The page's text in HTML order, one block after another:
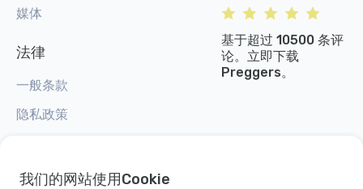
媒体
法律
一般条款
隐私政策
基于超过 10500 条评
论。立即下载
Preggers。
我们的网站使用Cookie